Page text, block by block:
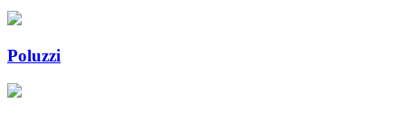
Poluzzi